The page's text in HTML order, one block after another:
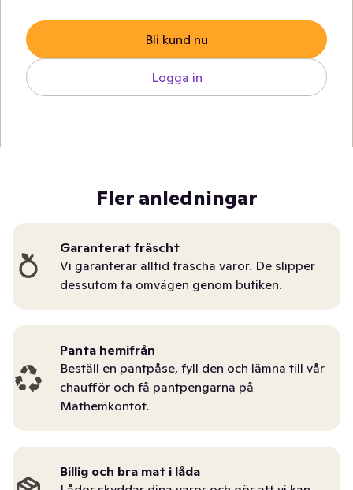
Bli kund nu
Logga in
Fler anledningar
Garanterat fräscht
Vi garanterar alltid fräscha varor. De slipper
dessutom ta omvägen genom butiken.
Panta hemifrån
Beställ en pantpåse, fyll den och lämna till vår
chaufför och få pantpengarna på
Mathemkontot.
Billig och bra mat i låda